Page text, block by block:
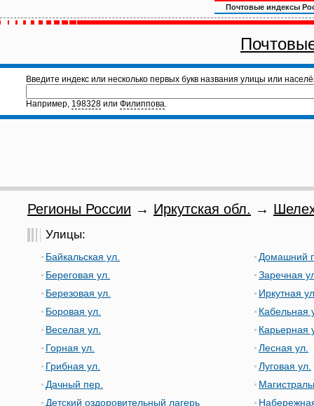
Почтовые индексы
Введите индекс или несколько первых букв названия улицы или
Например, 198328 или Филиппова.
Регионы России → Иркутская обл. →
Улицы:
Байкальская ул.
Береговая ул.
Березовая ул.
Боровая ул.
Веселая ул.
Горная ул.
Грибная ул.
Дачный пер.
Детский оздоровительный лагерь
Домашний
Заречная
Иркутная
Кабельная
Карьерная
Лесная ул.
Луговая ул.